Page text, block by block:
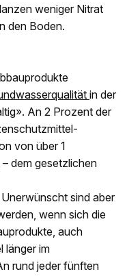
weniger Nitrat
den Boden.
in der
An 2 Prozent der
von über 1
dem gesetzlichen
sind aber
wenn sich die
auch
länger im
rund jeder fünften